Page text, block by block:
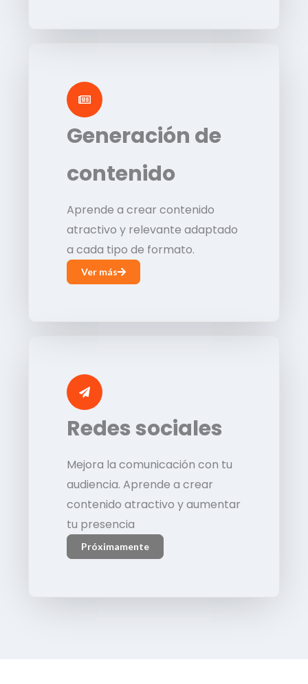
Generación de
contenido
Aprende a crear contenido
atractivo y relevante adaptado
a cada tipo de formato.
Ver más
Redes sociales
Mejora la comunicación con tu
audiencia. Aprende a crear
contenido atractivo y aumentar
tu presencia
Próximamente